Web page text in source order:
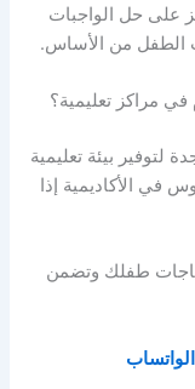
على حل الواجبات
الطفل من الأساس.
مراكز تعليمية؟
لتوفير بيئة تعليمية
في الأكاديمية إذا
طفلك وتضمن